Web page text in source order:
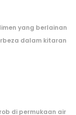
yang berlainan
dalam kitaran
di permukaan air